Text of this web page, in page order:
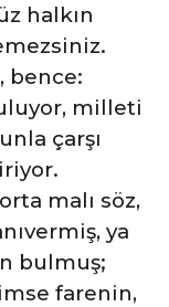
halkın
bence:
milleti
çarşı
malı söz,
ya
bulmuş;
farenin,